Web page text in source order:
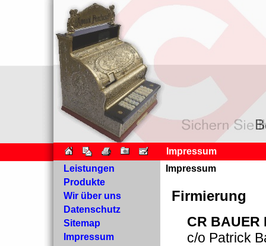
Impressum
Leistungen
Produkte
Wir über uns
Datenschutz
Sitemap
Impressum
Impressum
Firmierung
CR
c/o Patrick